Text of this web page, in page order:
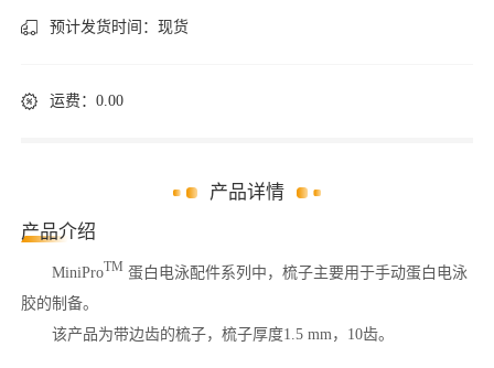
预计发货时间： 现货
运费：0.00
产品详情
产品介绍
MiniProTM 蛋白电泳配件系列中，梳子主要用于手动蛋白电泳
胶的制备。
该产品为带边齿的梳子，梳子厚度1.5 mm，10齿。